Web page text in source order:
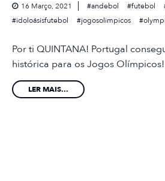
16 Março, 2021 andebol futebol
idoloásisfutebol
jogosolimpicos
Por ti QUINTANA! Portugal
histórica para os Jogos Olímpicos!
LER MAIS...